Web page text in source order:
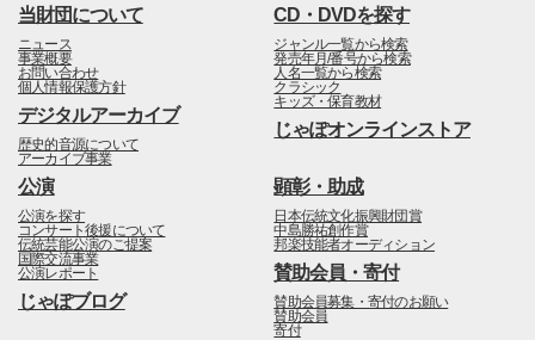
当財団について
ニュース
事業概要
お問い合わせ
個人情報保護方針
デジタルアーカイブ
歴史的音源について
アーカイブ事業
CD・DVDを探す
ジャンル一覧から検索
発売年月/番号から検索
人名一覧から検索
クラシック
キッズ・保育教材
じゃぽオンラインストア
公演
公演を探す
コンサート後援について
伝統芸能公演のご提案
国際交流事業
公演レポート
じゃぽブログ
顕彰・助成
日本伝統文化振興財団賞
中島勝祐創作賞
邦楽技能者オーディション
賛助会員・寄付
賛助会員募集・寄付のお願い
賛助会員
寄付